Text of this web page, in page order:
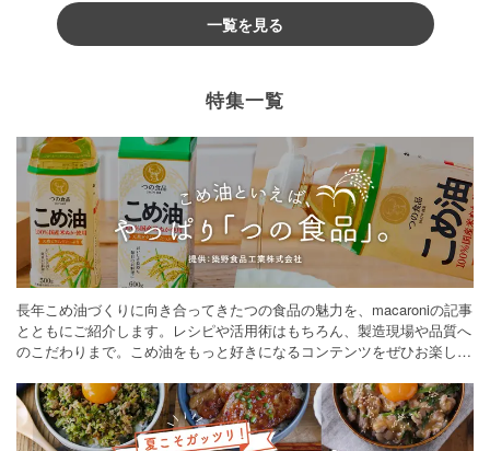
一覧を見る
特集一覧
長年こめ油づくりに向き合ってきたつの食品の魅力を、macaroniの記事
とともにご紹介します。レシピや活用術はもちろん、製造現場や品質へ
のこだわりまで。こめ油をもっと好きになるコンテンツをぜひお楽しみ